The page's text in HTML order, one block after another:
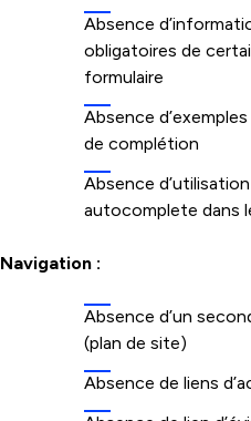
Absence
obligatoires de
formulaire
Absence
de complétion
Absence
autocomplete dans
Navigation :
Absence d’un
(plan de site)
Absence de liens